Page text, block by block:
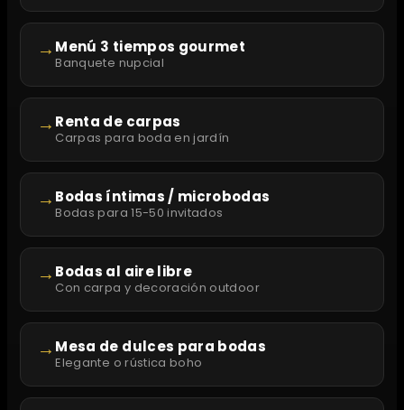
→ Menú 3 tiempos gourmet
Banquete nupcial
→ Renta de carpas
Carpas para boda en jardín
→ Bodas íntimas / microbodas
Bodas para 15-50 invitados
→ Bodas al aire libre
Con carpa y decoración outdoor
→ Mesa de dulces para bodas
Elegante o rústica boho